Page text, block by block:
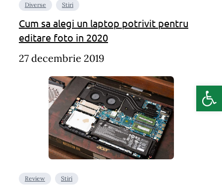
Diverse Stiri
Cum sa alegi un laptop potrivit pentru
editare foto in 2020
27 decembrie 2019
Review Stiri